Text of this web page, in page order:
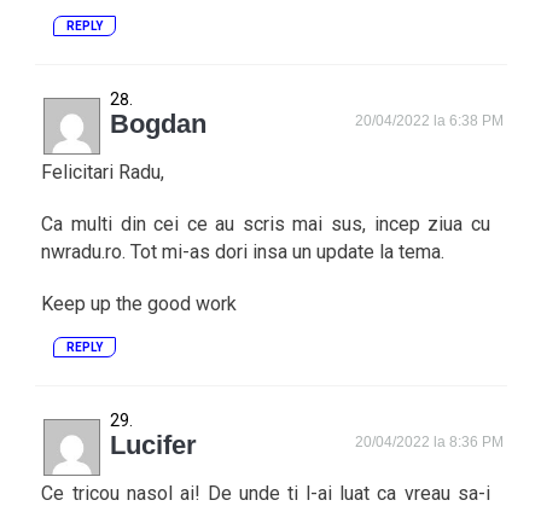
REPLY
Bogdan 20/04/2022 la 6:38 PM
Felicitari Radu,
Ca multi din cei ce au scris mai sus, incep ziua cu
nwradu.ro. Tot mi-as dori insa un update la tema.
Keep up the good work
REPLY
Lucifer 20/04/2022 la 8:36 PM
Ce tricou nasol ai! De unde ti l-ai luat ca vreau sa-i